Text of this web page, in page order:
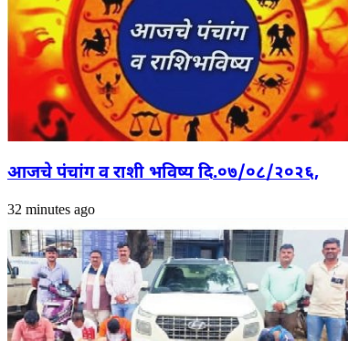
आजचे पंचांग व राशी भविष्य दि.०७/०८/२०२६,
32 minutes ago